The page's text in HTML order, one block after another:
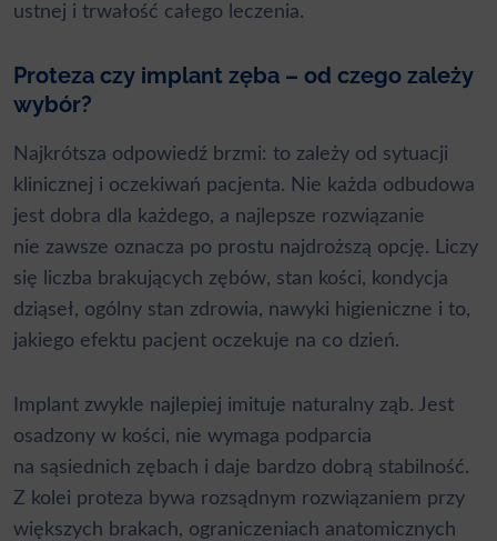
ustnej i trwałość całego leczenia.
Proteza czy implant zęba – od czego zależy
wybór?
Najkrótsza odpowiedź brzmi: to zależy od sytuacji
klinicznej i oczekiwań pacjenta. Nie każda odbudowa
jest dobra dla każdego, a najlepsze rozwiązanie
nie zawsze oznacza po prostu najdroższą opcję. Liczy
się liczba brakujących zębów, stan kości, kondycja
dziąseł, ogólny stan zdrowia, nawyki higieniczne i to,
jakiego efektu pacjent oczekuje na co dzień.
Implant zwykle najlepiej imituje naturalny ząb. Jest
osadzony w kości, nie wymaga podparcia
na sąsiednich zębach i daje bardzo dobrą stabilność.
Z kolei proteza bywa rozsądnym rozwiązaniem przy
większych brakach, ograniczeniach anatomicznych